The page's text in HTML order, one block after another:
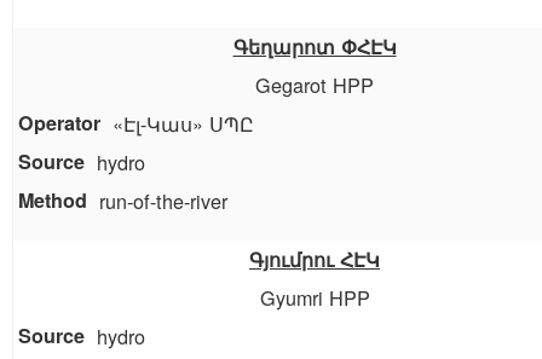
Գեղարոտ ՓՀԷԿ
Gegarot HPP
«Էլ-Կաս» ՍՊԸ
hydro
run-of-the-river
Գյումրու ՀԷԿ
Gyumri HPP
hydro